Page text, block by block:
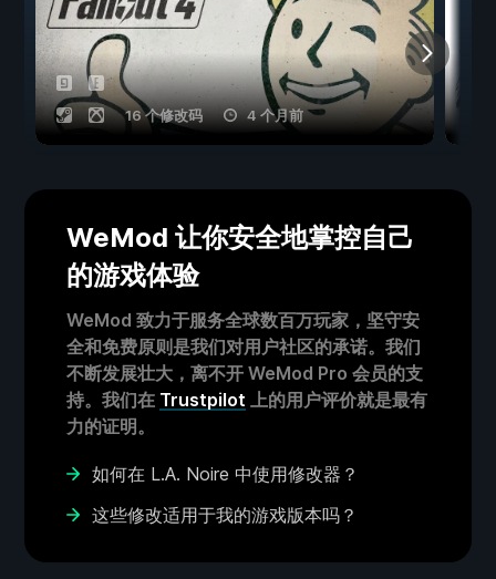
16 个修改码 4 个月前
WeMod 让你安全地掌控自己
的游戏体验
WeMod 致力于服务全球数百万玩家，坚守安
全和免费原则是我们对用户社区的承诺。我们
不断发展壮大，离不开 WeMod Pro 会员的支
持。我们在 Trustpilot 上的用户评价就是最有
力的证明。
如何在 L.A. Noire 中使用修改器？
这些修改适用于我的游戏版本吗？